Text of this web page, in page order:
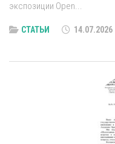
экспозиции Open...
СТАТЬИ 14.07.2026